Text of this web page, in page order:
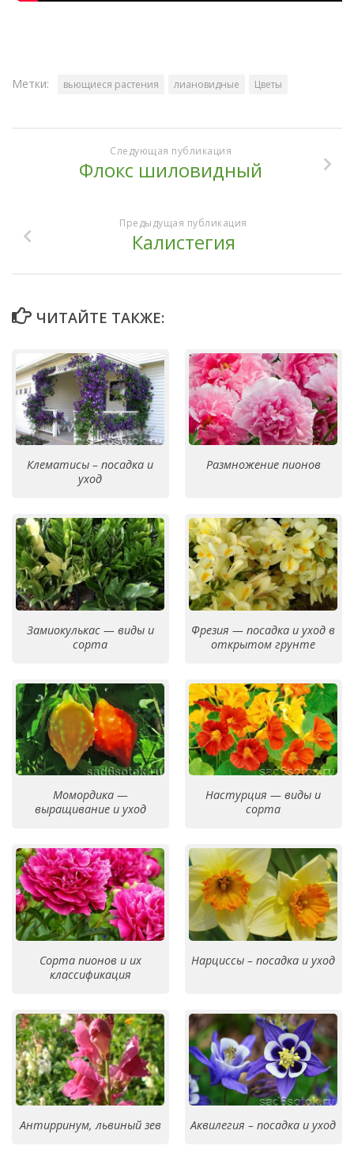
Метки: вьющиеся растения лиановидные Цветы
Следующая публикация
Флокс шиловидный
Предыдущая публикация
Калистегия
ЧИТАЙТЕ ТАКЖЕ:
Клематисы – посадка и
уход
Размножение пионов
Замиокулькас — виды и
сорта
Фрезия — посадка и уход в
открытом грунте
Момордика —
выращивание и уход
Настурция — виды и
сорта
Сорта пионов и их
классификация
Нарциссы – посадка и уход
Антирринум, львиный зев Аквилегия – посадка и уход